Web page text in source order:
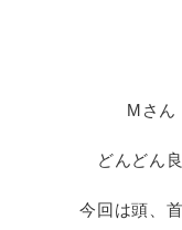
Mさん
どんどん
今回は頭、